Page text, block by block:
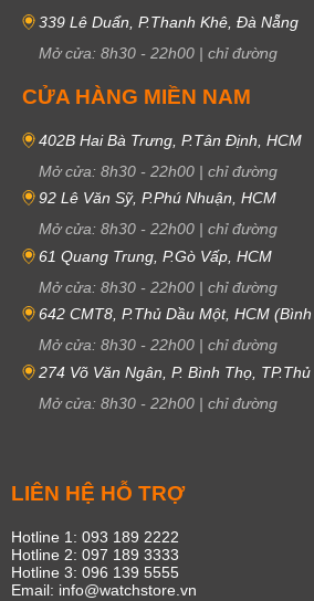
339 Lê Duẩn, P.Thanh Khê, Đà Nẵng
Mở cửa: 8h30 - 22h00 | chỉ đường
CỬA HÀNG MIỀN NAM
402B Hai Bà Trưng, P.Tân Định, HCM
Mở cửa: 8h30 - 22h00 | chỉ đường
92 Lê Văn Sỹ, P.Phú Nhuận, HCM
Mở cửa: 8h30 - 22h00 | chỉ đường
61 Quang Trung, P.Gò Vấp, HCM
Mở cửa: 8h30 - 22h00 | chỉ đường
642 CMT8, P.Thủ Dầu Một, HCM
Mở cửa: 8h30 - 22h00 | chỉ đường
274 Võ Văn Ngân, P. Bình Thọ,
Mở cửa: 8h30 - 22h00 | chỉ đường
LIÊN HỆ HỖ TRỢ
Hotline 1: 093 189 2222
Hotline 2: 097 189 3333
Hotline 3: 096 139 5555
Email: info@watchstore.vn